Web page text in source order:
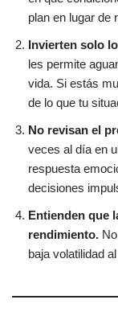
plan en lugar de
Invierten solo
les permite
vida. Si estás
de lo que tu
No revisan el
veces al día en
respuesta
decisiones
Entienden que
rendimiento.
baja volatilidad